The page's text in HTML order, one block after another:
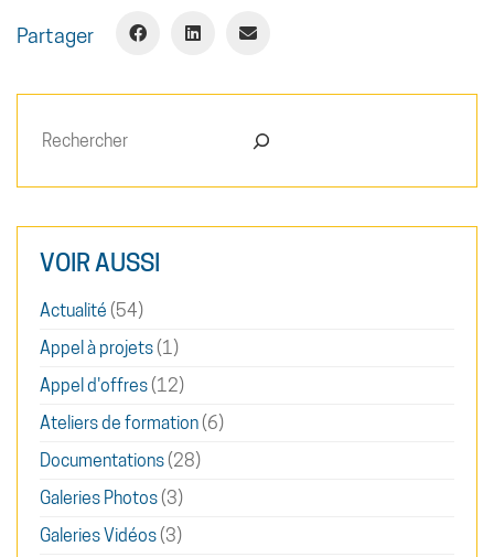
Partager
Rechercher
VOIR AUSSI
Actualité (54)
Appel à projets(1)
Appel d'offres(12)
Ateliers de formation(6)
Documentations(28)
Galeries Photos(3)
Galeries Vidéos(3)